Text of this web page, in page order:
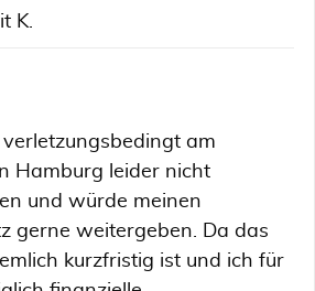
K.
am
Hamburg leider nicht
und würde meinen
gerne weitergeben. Da das
kurzfristig ist und ich für